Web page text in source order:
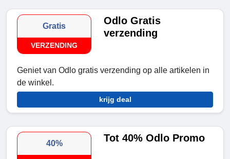
Gratis
VERZENDING
Odlo Gratis
verzending
Geniet van Odlo gratis verzending op alle artikelen in
de winkel.
krijg deal
40% Tot 40% Odlo Promo